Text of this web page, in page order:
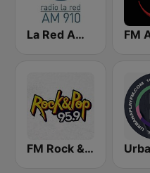
La Red AM 910
FM Rock & Pop